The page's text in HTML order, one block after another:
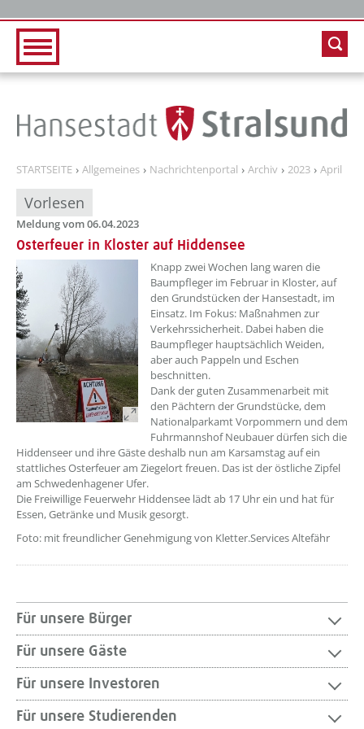
STARTSEITE Allgemeines Nachrichtenportal Archiv 2023 April
Vorlesen
Meldung vom 06.04.2023
Osterfeuer in Kloster auf Hiddensee
??? absaetzeOben[1]/titel ???
Knapp zwei Wochen lang waren die
Baumpfleger im Februar in Kloster, auf
den Grundstücken der Hansestadt, im
Einsatz. Im Fokus: Maßnahmen zur
Verkehrssicherheit. Dabei haben die
Baumpfleger hauptsächlich Weiden,
aber auch Pappeln und Eschen
beschnitten.
Dank der guten Zusammenarbeit mit
den Pächtern der Grundstücke, dem
Nationalparkamt Vorpommern und dem
Fuhrmannshof Neubauer dürfen sich die
Hiddenseer und ihre Gäste deshalb nun am Karsamstag auf ein
stattliches Osterfeuer am Ziegelort freuen. Das ist der östliche Zipfel
am Schwedenhagener Ufer.
Die Freiwillige Feuerwehr Hiddensee lädt ab 17 Uhr ein und hat für
Essen, Getränke und Musik gesorgt.
Foto: mit freundlicher Genehmigung von Kletter.Services Altefähr
Für unsere Bürger
Für unsere Gäste
Für unsere Investoren
Für unsere Studierenden